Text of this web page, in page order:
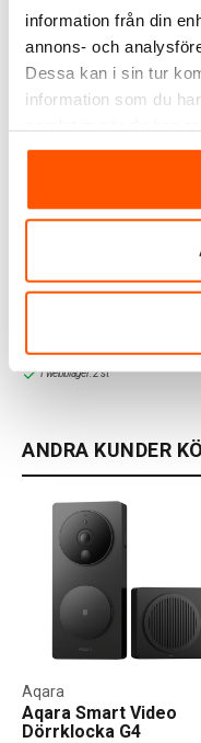
information från din
annons- och
Dessa kan i sin tur
information som du
Filament White
E27
Philips Hue
479,00 kr
I webblager: 2 st
ANDRA KUNDER
Aqara Smart Video
Dörrklocka G4
Aqara